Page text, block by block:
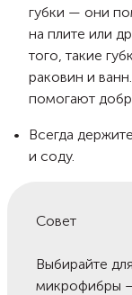
губки — они
на плите или
того, такие
раковин и
помогают
Всегда
и соду.
Совет
Выбирайте
микрофибры